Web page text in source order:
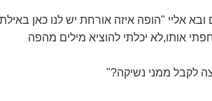
ובא אליי "הופה איזה אורחת יש לנו כאן
אותו,לא יכלתי להוציא מילים מהפה
לקבל ממני נשיקה?"